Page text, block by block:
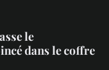
le
dans le coffre